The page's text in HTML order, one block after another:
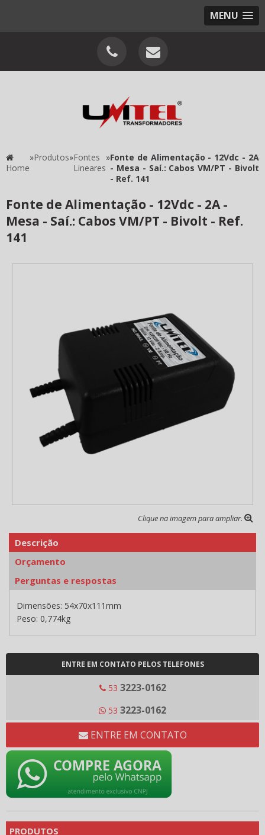
MENU
Home
»Produtos»Fontes
Lineares
»Fonte de Alimentação - 12Vdc - 2A
- Mesa - Saí.: Cabos VM/PT - Bivolt
- Ref. 141
Fonte de Alimentação - 12Vdc - 2A -
Mesa - Saí.: Cabos VM/PT - Bivolt - Ref.
141
Clique na imagem para ampliar.
Descrição
Orçamento
Perguntas e respostas
Dimensões: 54x70x111mm
Peso: 0,774kg
ENTRE EM CONTATO PELOS TELEFONES
53 3223-0162
53 3223-0162
ENTRE EM CONTATO
PRODUTOS